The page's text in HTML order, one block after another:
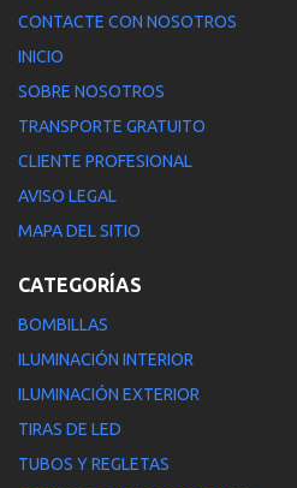
CONTACTE CON NOSOTROS
INICIO
SOBRE NOSOTROS
TRANSPORTE GRATUITO
CLIENTE PROFESIONAL
AVISO LEGAL
MAPA DEL SITIO
CATEGORÍAS
BOMBILLAS
ILUMINACIÓN INTERIOR
ILUMINACIÓN EXTERIOR
TIRAS DE LED
TUBOS Y REGLETAS